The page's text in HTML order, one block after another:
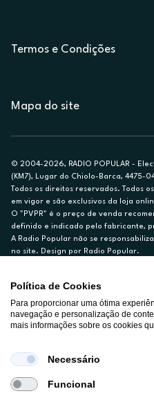
Termos e Condições
Mapa do site
© 2004-2026, RADIO POPULAR -
(KM7), Lugar do Chiolo-Barca, 4475-
Todos os direitos reservados. Todos
em vigor e são exclusivos da loja
O "PVPR" é o preço de venda
definido e indicado pelo fabricante,
A Radio Popular não se
no site. Design por Radio Popular.
Ex. para limite de crédito de €1.500,
14,79%.
Crédito sujeito a aprovação pelo
Finance, S.A., Sucursal em Portugal.
A Rádio Popular – Eletrodomésticos
intermediário de crédito a título
BdP 2314.)
Política de Cookies
Para proporcionar uma ótima
navegação e personalização de
mais informações sobre os cookies
Necessário
Funcional